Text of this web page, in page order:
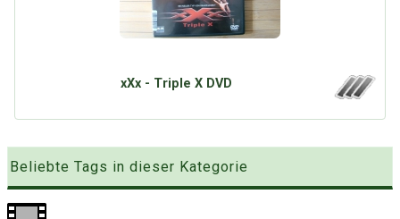
Tagwolke
xXx - Triple X DVD
Beliebte Tags in dieser Kategorie